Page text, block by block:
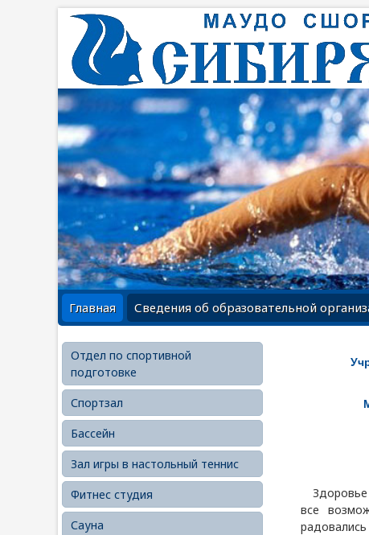
Главная Сведения об образовательной
Отдел по спортивной
подготовке
Спортзал
Бассейн
Зал игры в настольный теннис
Фитнес студия
Сауна
Здоровье
все